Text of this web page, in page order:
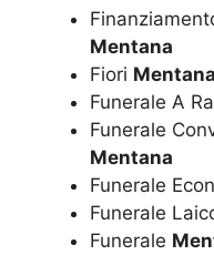
Mentana
Fiori Mentana
Funerale A
Funerale
Mentana
Funerale
Funerale
Funerale